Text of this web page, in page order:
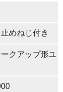
めねじ付き
クアップ形ユ